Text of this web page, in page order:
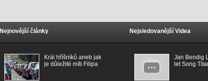
Nejnovější články
Král hříšníků aneb jak
je důležité míti Filipa
Nejsledovanější Videa
Jan Bendig
let Song